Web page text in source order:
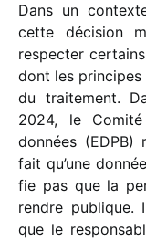
Dans un
cette déci­sion
respec­ter
dont les
du trai­te­ment.
2024, le
données
fait qu’une
fie pas que la
rendre publique.
que le